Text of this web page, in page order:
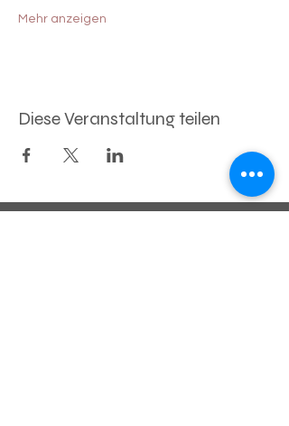
Mehr anzeigen
Diese Veranstaltung teilen